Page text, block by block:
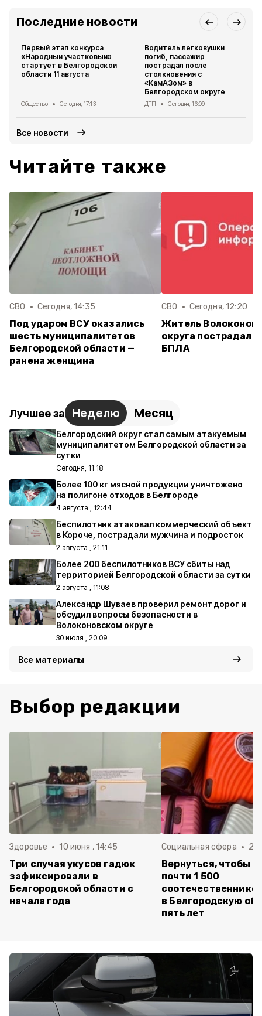
Последние новости
Первый этап конкурса
«Народный участковый»
стартует в Белгородской
области 11 августа
Общество Сегодня, 17:13
Водитель легковушки
погиб, пассажир
пострадал после
столкновения с
«КамАЗом» в
Белгородском округе
ДТП Сегодня, 16:09
Все новости
Читайте также
СВО Сегодня, 14:35
Под ударом ВСУ оказались
шесть муниципалитетов
Белгородской области —
ранена женщина
СВО Сегодня, 12:20
Житель
округа пострадал
БПЛА
Лучшее за Неделю Месяц
Белгородский округ стал самым атакуемым
муниципалитетом Белгородской области за
сутки
Сегодня, 11:18
Более 100 кг мясной продукции уничтожено
на полигоне отходов в Белгороде
4 августа , 12:44
Беспилотник атаковал коммерческий объект
в Короче, пострадали мужчина и подросток
2 августа , 21:11
Более 200 беспилотников ВСУ сбиты над
территорией Белгородской области за сутки
2 августа , 11:08
Александр Шуваев проверил ремонт дорог и
обсудил вопросы безопасности в
Волоконовском округе
30 июля , 20:09
Все материалы
Выбор редакции
Здоровье 10 июня , 14:45
Три случая укусов гадюк
зафиксировали в
Белгородской области с
начала года
Социальная сфера 20
Вернуться, чтобы
почти 1 500
в Белгородскую
пять лет